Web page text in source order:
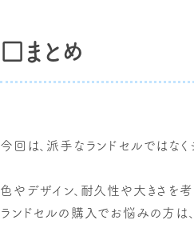
□まとめ
今回は、派手なランドセルではな
色やデザイン、耐久性や大きさを
ランドセルの購入でお悩みの方は